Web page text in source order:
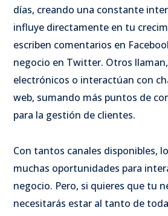
días, creando una constante
influye directamente en tu
escriben comentarios en
negocio en Twitter. Otros
electrónicos o interactúan con
web, sumando más puntos de
para la gestión de clientes.
Con tantos canales disponibles,
muchas oportunidades para
negocio. Pero, si quieres que tu
necesitarás estar al tanto de